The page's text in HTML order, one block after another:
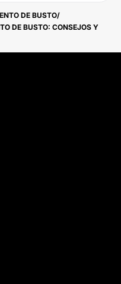
DE BUSTO
DE BUSTO: CONSEJOS Y